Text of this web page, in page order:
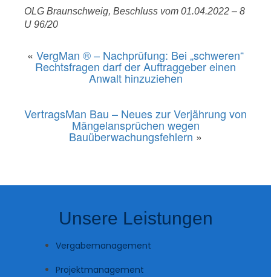
OLG Braunschweig, Beschluss vom 01.04.2022 – 8
U 96/20
« VergMan ® – Nachprüfung: Bei „schweren“
Rechtsfragen darf der Auftraggeber einen
Anwalt hinzuziehen
VertragsMan Bau – Neues zur Verjährung von
Mängelansprüchen wegen
Bauüberwachungsfehlern »
Unsere Leistungen
Vergabemanagement
Projektmanagement